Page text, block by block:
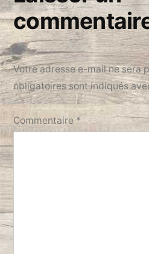
Votre adresse e-mail ne sera
obligatoires sont indiqués
Commentaire *